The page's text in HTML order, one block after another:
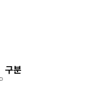
구분